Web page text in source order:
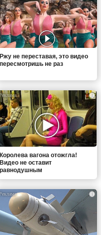
Ржу не переставая, это видео
пересмотришь не раз
i
Королева вагона отожгла!
Видео не оставит
равнодушным
i